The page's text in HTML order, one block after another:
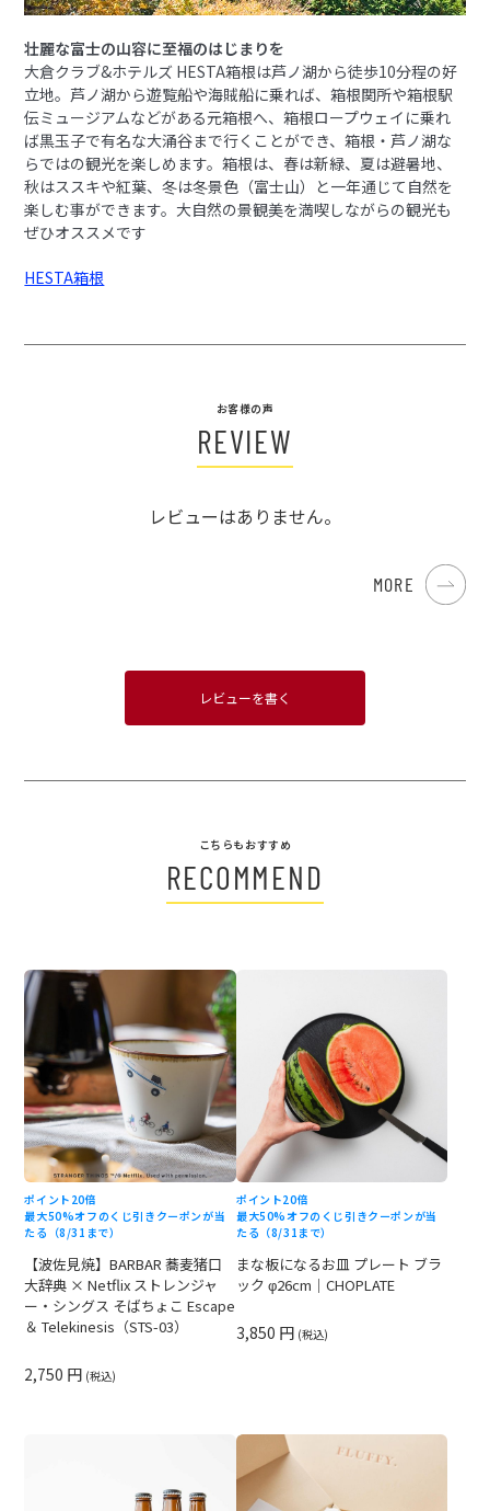
壮麗な富士の山容に至福のはじまりを
大倉クラブ&ホテルズ HESTA箱根は芦ノ湖から徒歩10分程の好
立地。芦ノ湖から遊覧船や海賊船に乗れば、箱根関所や箱根駅
伝ミュージアムなどがある元箱根へ、箱根ロープウェイに乗れ
ば黒玉子で有名な大涌谷まで行くことができ、箱根・芦ノ湖な
らではの観光を楽しめます。箱根は、春は新緑、夏は避暑地、
秋はススキや紅葉、冬は冬景色（富士山）と一年通じて自然を
楽しむ事ができます。大自然の景観美を満喫しながらの観光も
ぜひオススメです
HESTA箱根
お客様の声
REVIEW
レビューはありません。
MORE
レビューを書く
こちらもおすすめ
RECOMMEND
ポイント20倍
最大50%オフのくじ引きクーポンが当
たる（8/31まで）
【波佐見焼】BARBAR 蕎麦猪口
大辞典 × Netflix ストレンジャ
ー・シングス そばちょこ Escape
＆ Telekinesis（STS-03）
2,750 円 (税込)
ポイント20倍
最大50%オフのくじ引きクーポンが当
たる（8/31まで）
まな板になるお皿 プレート ブラ
ック φ26cm｜CHOPLATE
3,850 円 (税込)